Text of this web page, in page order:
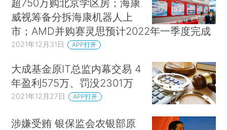
超750万购北京学区房；海康
威视筹备分拆海康机器人上
市；AMD并购赛灵思预计2022年一季度完成
2021年12月31日 APP打开
大成基金原IT总监内幕交易 4
年盈利575万、罚没2301万
2021年12月27日 APP打开
涉嫌受贿 银保监会农银部原